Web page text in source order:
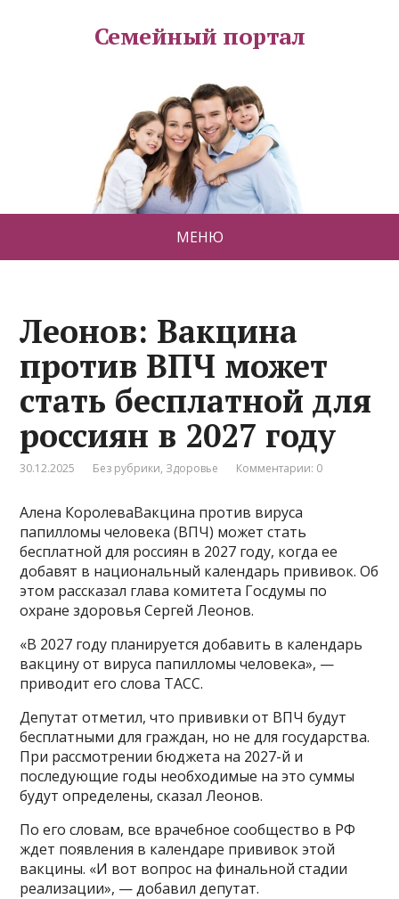
Семейный портал
МЕНЮ
Леонов: Вакцина
против ВПЧ может
стать бесплатной для
россиян в 2027 году
30.12.2025 Без рубрики, Здоровье Комментарии: 0
Алена КоролеваВакцина против вируса
папилломы человека (ВПЧ) может стать
бесплатной для россиян в 2027 году, когда ее
добавят в национальный календарь прививок. Об
этом рассказал глава комитета Госдумы по
охране здоровья Сергей Леонов.
«В 2027 году планируется добавить в календарь
вакцину от вируса папилломы человека», —
приводит его слова ТАСС.
Депутат отметил, что прививки от ВПЧ будут
бесплатными для граждан, но не для государства.
При рассмотрении бюджета на 2027-й и
последующие годы необходимые на это суммы
будут определены, сказал Леонов.
По его словам, все врачебное сообщество в РФ
ждет появления в календаре прививок этой
вакцины. «И вот вопрос на финальной стадии
реализации», — добавил депутат.